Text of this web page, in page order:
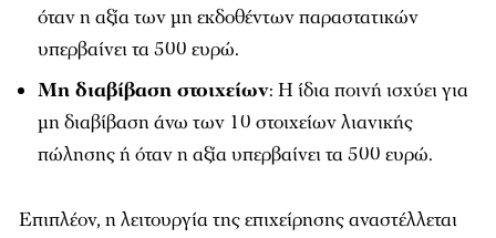
όταν η αξία των μη εκδοθέντων παραστατικών
υπερβαίνει τα 500 ευρώ.
Μη διαβίβαση στοιχείων: Η ίδια ποινή ισχύει για
μη διαβίβαση άνω των 10 στοιχείων λιανικής
πώλησης ή όταν η αξία υπερβαίνει τα 500 ευρώ.
Επιπλέον, η λειτουργία της επιχείρησης αναστέλλεται